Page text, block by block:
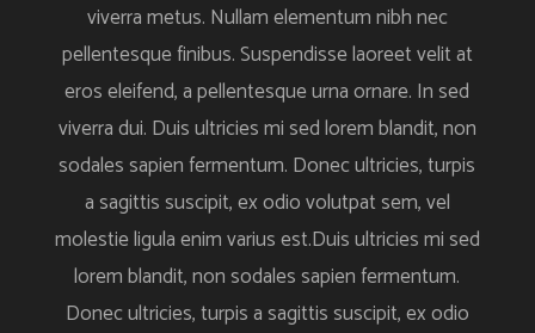
viverra metus. Nullam elementum nibh nec
pellentesque finibus. Suspendisse laoreet velit at
eros eleifend, a pellentesque urna ornare. In sed
viverra dui. Duis ultricies mi sed lorem blandit, non
sodales sapien fermentum. Donec ultricies, turpis
a sagittis suscipit, ex odio volutpat sem, vel
molestie ligula enim varius est.Duis ultricies mi sed
lorem blandit, non sodales sapien fermentum.
Donec ultricies, turpis a sagittis suscipit, ex odio